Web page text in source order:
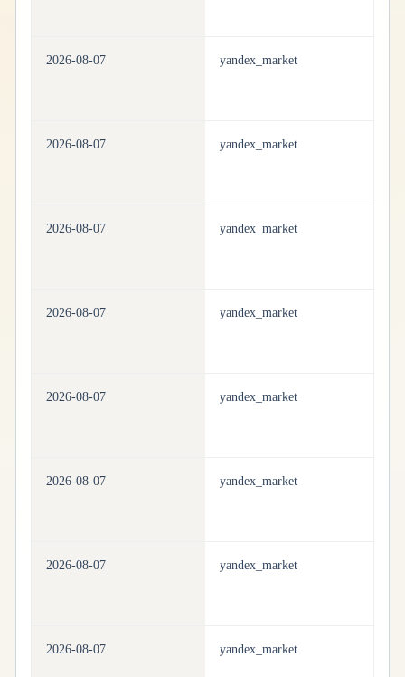
2026-08-07 yandex_market
2026-08-07 yandex_market
2026-08-07 yandex_market
2026-08-07 yandex_market
2026-08-07 yandex_market
2026-08-07 yandex_market
2026-08-07 yandex_market
2026-08-07 yandex_market